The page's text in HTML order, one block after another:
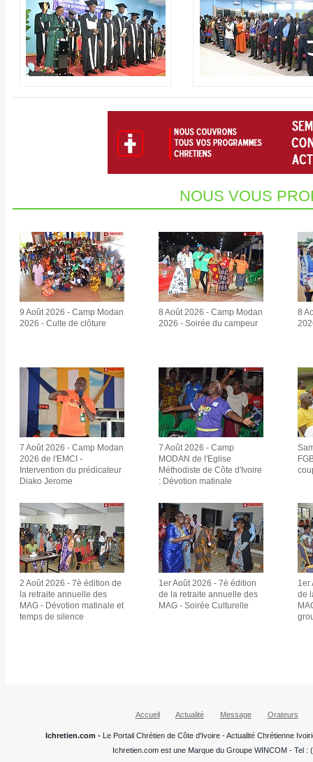
NOUS VOUS
9 Août 2026 - Camp Modan
2026 - Culte de clôture
8 Août 2026 - Camp Modan
2026 - Soirée du campeur
8
7 Août 2026 - Camp Modan
2026 de l'EMCI -
Intervention du prédicateur
Diako Jerome
7 Août 2026 - Camp
MODAN de l'Eglise
Méthodiste de Côte d'Ivoire
: Dévotion matinale
2 Août 2026 - 7è édition de
la retraite annuelle des
MAG - Dévotion matinale et
temps de silence
1er Août 2026 - 7è édition
de la retraite annuelle des
MAG - Soirée Culturelle
1er
de
Accueil Actualité Message Orateurs
Ichretien.com - Le Portail Chrétien de Côte d'Ivoire - Actualité Chrétienne
Ichretien.com est une Marque du Groupe WINCOM - Tel :